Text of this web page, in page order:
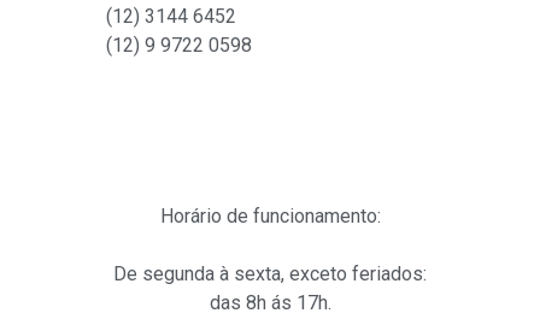
(12) 3144 6452
(12) 9 9722 0598
Horário de funcionamento:
De segunda à sexta, exceto feriados:
das 8h ás 17h.